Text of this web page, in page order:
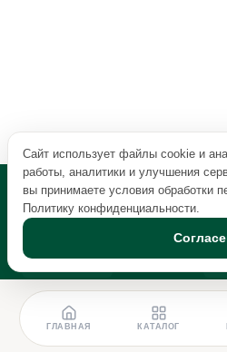
ГЛАВНАЯ КАТАЛОГ
Сайт использует файлы cookie и
работы, аналитики и улучшения
вы принимаете условия обработки
Политику конфиденциальности.